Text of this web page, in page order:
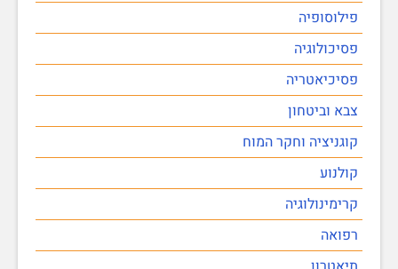
פילוסופיה
פסיכולוגיה
פסיכיאטריה
צבא וביטחון
קוגניציה וחקר המוח
קולנוע
קרימינולוגיה
רפואה